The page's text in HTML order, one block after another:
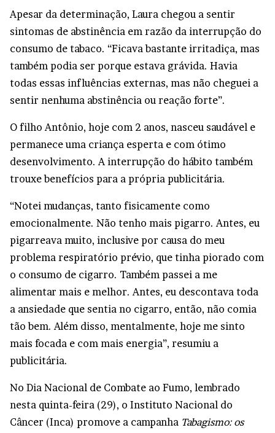
Apesar da determinação, Laura chegou a sentir
sintomas de abstinência em razão da interrupção do
consumo de tabaco. “Ficava bastante irritadiça, mas
também podia ser porque estava grávida. Havia
todas essas influências externas, mas não cheguei a
sentir nenhuma abstinência ou reação forte”.
O filho Antônio, hoje com 2 anos, nasceu saudável e
permanece uma criança esperta e com ótimo
desenvolvimento. A interrupção do hábito também
trouxe benefícios para a própria publicitária.
“Notei mudanças, tanto fisicamente como
emocionalmente. Não tenho mais pigarro. Antes, eu
pigarreava muito, inclusive por causa do meu
problema respiratório prévio, que tinha piorado com
o consumo de cigarro. Também passei a me
alimentar mais e melhor. Antes, eu descontava toda
a ansiedade que sentia no cigarro, então, não comia
tão bem. Além disso, mentalmente, hoje me sinto
mais focada e com mais energia”, resumiu a
publicitária.
No Dia Nacional de Combate ao Fumo, lembrado
nesta quinta-feira (29), o Instituto Nacional do
Câncer (Inca) promove a campanha Tabagismo: os